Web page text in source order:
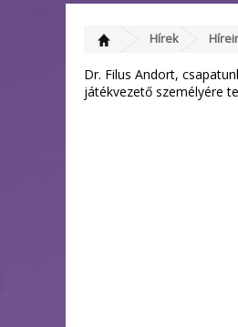
Hírek
Dr. Filus Andort,
játékvezető személyére